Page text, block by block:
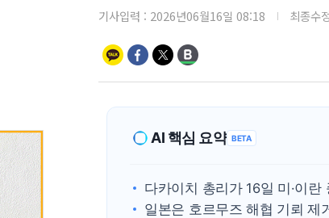
기사입력 : 2026년06월16일 08:18 최종수
AI 핵심 요약 BETA
다카이치 총리가 16일 미·이
일본은 호르무즈 해협 기뢰 제